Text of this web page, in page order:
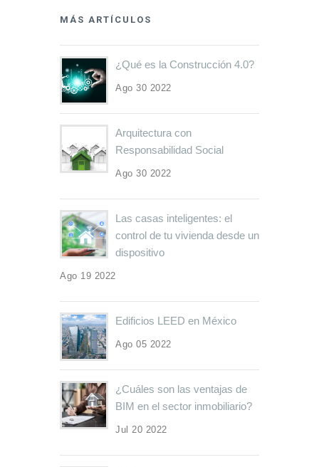
MÁS ARTÍCULOS
¿Qué es la Construcción 4.0?
Ago 30 2022
Arquitectura con
Responsabilidad Social
Ago 30 2022
Las casas inteligentes: el
control de tu vivienda desde un
dispositivo
Ago 19 2022
Edificios LEED en México
Ago 05 2022
¿Cuáles son las ventajas de
BIM en el sector inmobiliario?
Jul 20 2022